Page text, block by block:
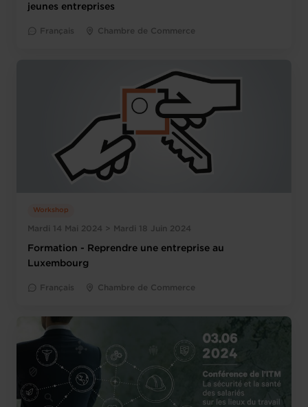
jeunes entreprises
Français Chambre de Commerce
Mardi 14 Mai 2024 > Mardi 18 Juin 2024
Workshop
Formation - Reprendre une entreprise au
Luxembourg
Français Chambre de Commerce